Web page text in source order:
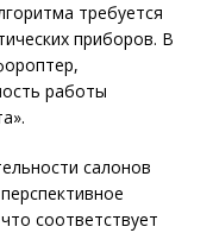
требуется
приборов. В
работы
салонов
соответствует